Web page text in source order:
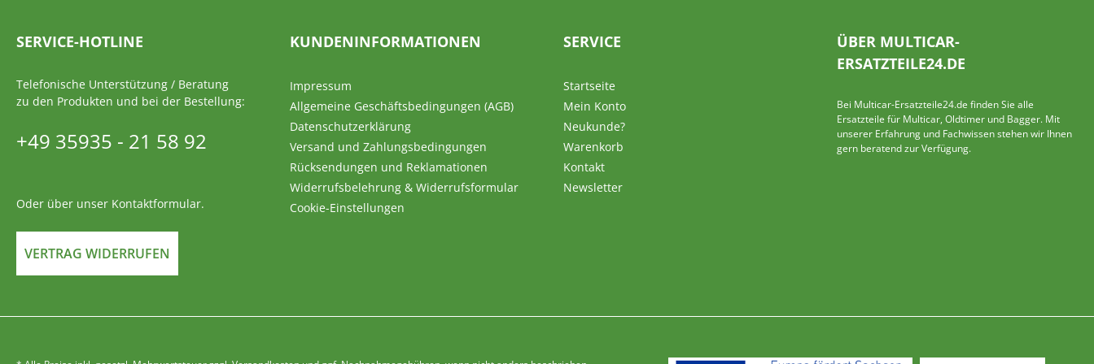
SERVICE-HOTLINE
Telefonische Unterstützung / Beratung
zu den Produkten und bei der Bestellung:
+49 35935 - 21 58 92
Oder über unser Kontaktformular.
VERTRAG WIDERRUFEN
KUNDENINFORMATIONEN
Impressum
Allgemeine Geschäftsbedingungen (AGB)
Datenschutzerklärung
Versand und Zahlungsbedingungen
Rücksendungen und Reklamationen
Widerrufsbelehrung & Widerrufsformular
Cookie-Einstellungen
SERVICE
Startseite
Mein Konto
Neukunde?
Warenkorb
Kontakt
Newsletter
ÜBER MULTICAR-
ERSATZTEILE24.DE
Bei Multicar-Ersatzteile24.de finden Sie alle
Ersatzteile für Multicar, Oldtimer und Bagger. Mit
unserer Erfahrung und Fachwissen stehen wir Ihnen
gern beratend zur Verfügung.